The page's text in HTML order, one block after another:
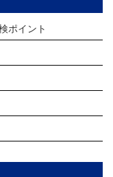
ポイント